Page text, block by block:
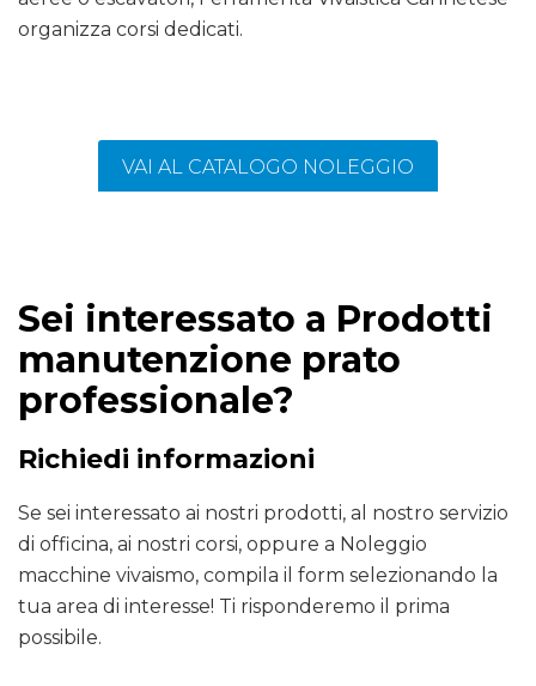
organizza corsi dedicati.
VAI AL CATALOGO NOLEGGIO
Sei interessato a Prodotti
manutenzione prato
professionale?
Richiedi informazioni
Se sei interessato ai nostri prodotti, al nostro servizio
di officina, ai nostri corsi, oppure a Noleggio
macchine vivaismo, compila il form selezionando la
tua area di interesse! Ti risponderemo il prima
possibile.